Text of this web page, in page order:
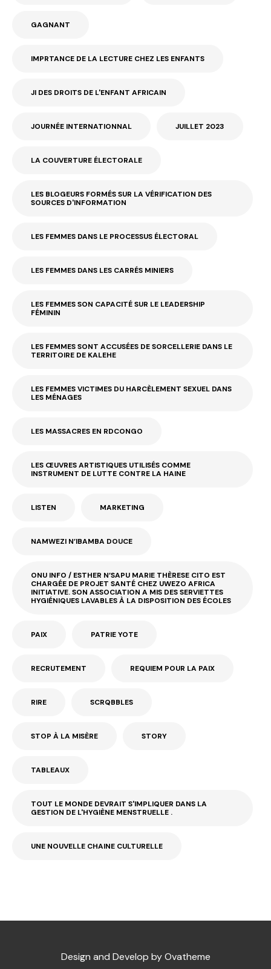
GAGNANT
IMPRTANCE DE LA LECTURE CHEZ LES ENFANTS
JI DES DROITS DE L'ENFANT AFRICAIN
JOURNÉE INTERNATIONNAL JUILLET 2023
LA COUVERTURE ÉLECTORALE
LES BLOGEURS FORMÉS SUR LA VÉRIFICATION DES
SOURCES D'INFORMATION
LES FEMMES DANS LE PROCESSUS ÉLECTORAL
LES FEMMES DANS LES CARRÉS MINIERS
LES FEMMES SON CAPACITÉ SUR LE LEADERSHIP
FÉMININ
LES FEMMES SONT ACCUSÉES DE SORCELLERIE DANS LE
TERRITOIRE DE KALEHE
LES FEMMES VICTIMES DU HARCÈLEMENT SEXUEL DANS
LES MÉNAGES
LES MASSACRES EN RDCONGO
LES ŒUVRES ARTISTIQUES UTILISÉS COMME
INSTRUMENT DE LUTTE CONTRE LA HAINE
LISTEN MARKETING
NAMWEZI N’IBAMBA DOUCE
ONU INFO / ESTHER N’SAPU MARIE THÈRESE CITO EST
CHARGÉE DE PROJET SANTÉ CHEZ UWEZO AFRICA
INITIATIVE. SON ASSOCIATION A MIS DES SERVIETTES
HYGIÉNIQUES LAVABLES À LA DISPOSITION DES ÉCOLES
PAIX PATRIE YOTE
RECRUTEMENT REQUIEM POUR LA PAIX
RIRE SCRQBBLES
STOP À LA MISÈRE STORY
TABLEAUX
TOUT LE MONDE DEVRAIT S'IMPLIQUER DANS LA
GESTION DE L'HYGIÈNE MENSTRUELLE .
UNE NOUVELLE CHAINE CULTURELLE
Design and Develop by Ovatheme